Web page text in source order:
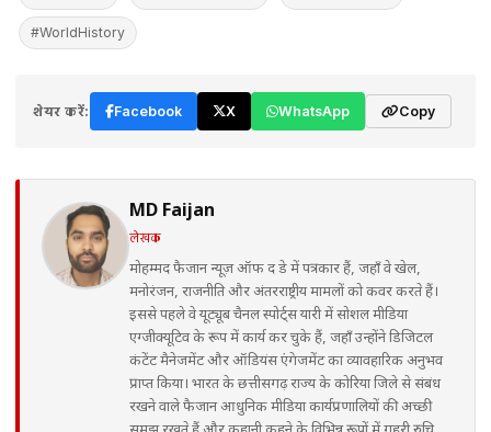
#WorldHistory
शेयर करें: Facebook X WhatsApp Copy
MD Faijan
लेखक
मोहम्मद फैजान न्यूज़ ऑफ द डे में पत्रकार हैं, जहाँ वे खेल,
मनोरंजन, राजनीति और अंतरराष्ट्रीय मामलों को कवर करते हैं।
इससे पहले वे यूट्यूब चैनल स्पोर्ट्स यारी में सोशल मीडिया
एग्जीक्यूटिव के रूप में कार्य कर चुके हैं, जहाँ उन्होंने डिजिटल
कंटेंट मैनेजमेंट और ऑडियंस एंगेजमेंट का व्यावहारिक अनुभव
प्राप्त किया। भारत के छत्तीसगढ़ राज्य के कोरिया जिले से संबंध
रखने वाले फैजान आधुनिक मीडिया कार्यप्रणालियों की अच्छी